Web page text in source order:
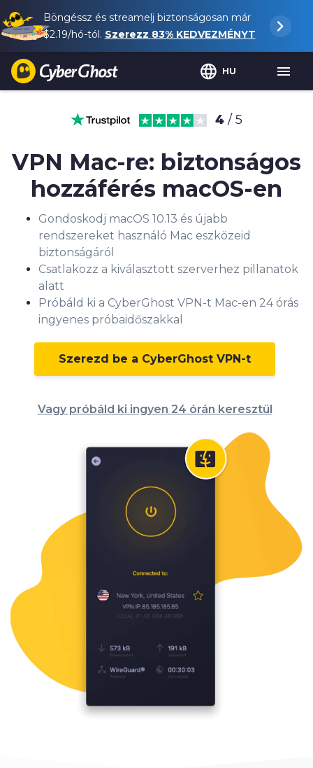
Böngéssz és streamelj biztonságosan már
$2.19/hó-tól. Szerezz 83%KEDVEZMÉNYT
HU
4 / 5
VPN Mac-re: biztonságos
hozzáférés macOS-en
Gondoskodj macOS 10.13 és újabb
rendszereket használó Mac eszközeid
biztonságáról
Csatlakozz a kiválasztott szerverhez pillanatok
alatt
Próbáld ki a CyberGhost VPN-t Mac-en 24 órás
ingyenes próbaidőszakkal
Szerezd be a CyberGhost VPN-t
Vagy próbáld ki ingyen 24 órán keresztül